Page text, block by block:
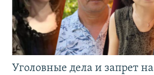
Уголовные дела и запрет на